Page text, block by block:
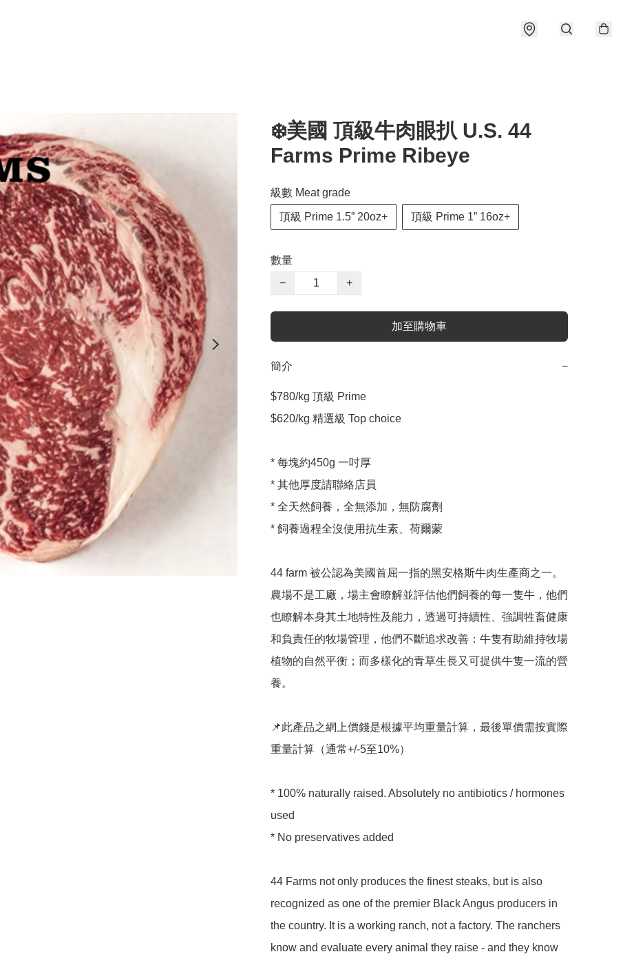
❄️美國 頂級牛肉眼扒 U.S. 44
Farms Prime Ribeye
級數 Meat grade
頂級 Prime 1.5” 20oz+ 頂級 Prime 1” 16oz+
數量
−
+
加至購物車
簡介 −
$780/kg 頂級 Prime
$620/kg 精選級 Top choice
* 每塊約450g 一吋厚
* 其他厚度請聯絡店員
* 全天然飼養，全無添加，無防腐劑
* 飼養過程全沒使用抗生素、荷爾蒙
44 farm 被公認為美國首屈一指的黑安格斯牛肉生產商之一。
農場不是工廠，場主會瞭解並評估他們飼養的每一隻牛，他們
也瞭解本身其土地特性及能力，透過可持續性、強調牲畜健康
和負責任的牧場管理，他們不斷追求改善：牛隻有助維持牧場
植物的自然平衡；而多樣化的青草生長又可提供牛隻一流的營
養。
📌此產品之網上價錢是根據平均重量計算，最後單價需按實際
重量計算（通常+/-5至10%）
* 100% naturally raised. Absolutely no antibiotics / hormones
used
* No preservatives added
44 Farms not only produces the finest steaks, but is also
recognized as one of the premier Black Angus producers in
the country. It is a working ranch, not a factory. The ranchers
know and evaluate every animal they raise - and they know